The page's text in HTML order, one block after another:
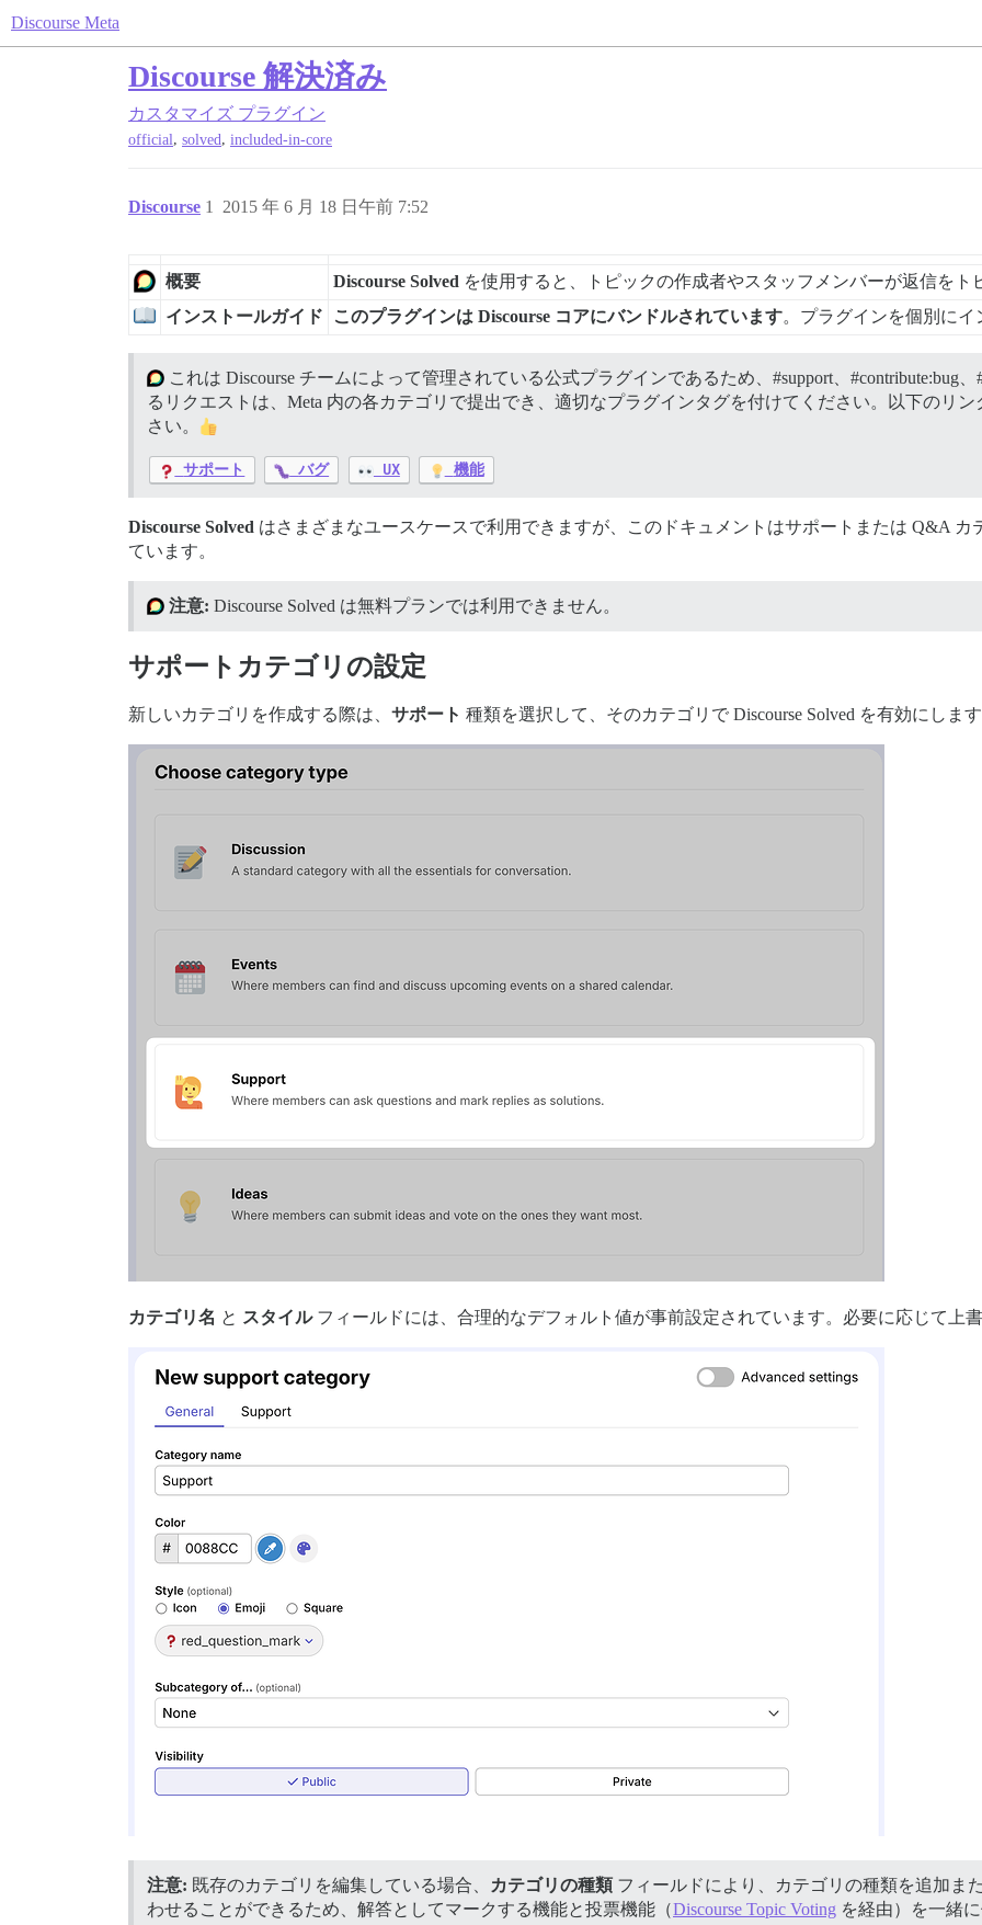
Discourse Meta
Discourse 解決済み
カスタマイズ プラグイン
official, solved, included-in-core
Discourse 2015 年 6 月 18 日午前 7:52
1
概要 Discourse Solved を使用すると、トピックの作成者やスタッフメンバーが返信をト
インストールガイド
このプラグインは Discourse コアにバンドルされています。プラグインを個別にイ
これは Discourse チームによって管理されている公式プラグインであるため、 #support、 #contribute:bug、
るリクエストは、Meta 内の各カテゴリで提出でき、適切なプラグインタグを付けてください。以下のリ
さい。
サポート バグ UX 機能
Discourse Solved はさまざまなユースケースで利用できますが、このドキュメントはサポートまたは Q&A
ています。
注意: Discourse Solved は無料プランでは利用できません。
サポートカテゴリの設定
新しいカテゴリを作成する際は、 サポート 種類を選択して、そのカテゴリで Discourse Solved を有効にします
カテゴリ名 と スタイルフィールドには、合理的なデフォルト値が事前設定されています。必要に応じて上書
注意: 既存のカテゴリを編集している場合、 カテゴリの種類 フィールドにより、カテゴリの種類を追加ま
わせることができるため、解答としてマークする機能と投票機能（Discourse Topic Voting を経由）を一緒